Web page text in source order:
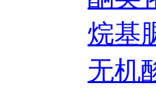
烷基
无机